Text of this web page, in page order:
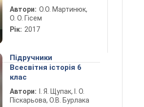
Автори: О.О. Мартинюк,
О. О. Гісем
Рік: 2017
Підручники
Всесвітня історія 6
клас
Автори:
І. Я. Щупак, І. О.
Піскарьова, О.В. Бурлака